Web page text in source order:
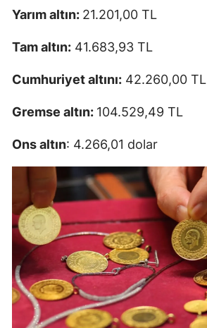
Yarım altın: 21.201,00 TL
Tam altın: 41.683,93 TL
Cumhuriyet altını: 42.260,00 TL
Gremse altın: 104.529,49 TL
Ons altın: 4.266,01 dolar